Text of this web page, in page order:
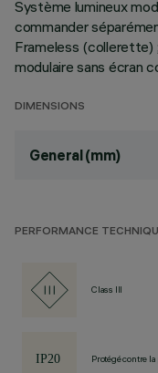
Système lumineux
commander
Frameless (collerette)
modulaire sans écran
DIMENSIONS
General (mm)
PERFORMANCE
Class III
Protégé contre